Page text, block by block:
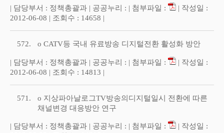
| 담당부서 : 정책총괄과 | 공공누리 : | 첨부파일 :
| 작성일 :
2012-06-08 | 조회수 : 14658 |
572. o CATV등 국내 유료방송 디지털전환 활성화 방안
| 담당부서 : 정책총괄과 | 공공누리 : | 첨부파일 :
| 작성일 :
2012-06-08 | 조회수 : 14813 |
571.
o 지상파아날로그TV방송의디지털일시 전환에 따른
채널변경 대응방안 연구
| 담당부서 : 정책총괄과 | 공공누리 : | 첨부파일 :
| 작성일 :